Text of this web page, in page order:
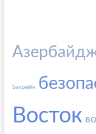
Бахрейн
Восток